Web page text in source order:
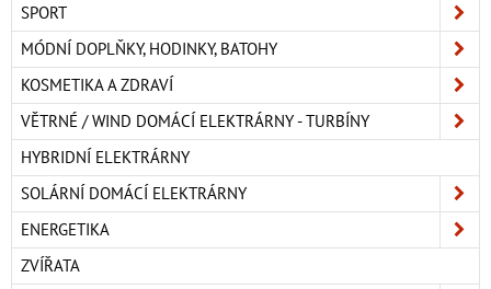
SPORT
MÓDNÍ DOPLŇKY, HODINKY, BATOHY
KOSMETIKA A ZDRAVÍ
VĚTRNÉ / WIND DOMÁCÍ ELEKTRÁRNY - TURBÍNY
HYBRIDNÍ ELEKTRÁRNY
SOLÁRNÍ DOMÁCÍ ELEKTRÁRNY
ENERGETIKA
ZVÍŘATA